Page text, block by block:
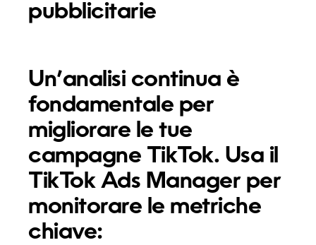
pubblicitarie
Un’analisi continua è
fondamentale per
migliorare le tue
campagne TikTok. Usa il
TikTok Ads Manager per
monitorare le metriche
chiave: